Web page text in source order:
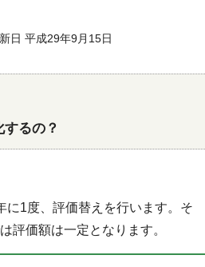
日 平成29年9月15日
るの？
に1度、評価替えを行います。そ
評価額は一定となります。